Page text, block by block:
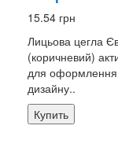
15.54 грн
Лицьова цегла
(коричневий)
для
дизайну..
Купить